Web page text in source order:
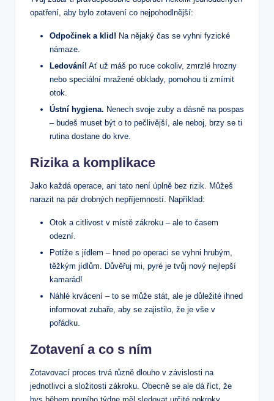
opatření, aby bylo zotavení co nejpohodlnější:
Odpočinek a klid! Na nějaký čas se vyhni fyzické
námaze.
Ledování! Ať už máš po ruce cokoliv, zmrzlé hrozny
nebo speciální mražené obklady, pomohou ti zmírnit
otok.
Ústní hygiena. Nenech svoje zuby a dásně na pospas
– budeš muset být o to pečlivější, ale neboj, brzy se ti
rutina dostane do krve.
Rizika a komplikace
Jako každá operace, ani tato není úplně bez rizik. Můžeš
narazit na pár drobných nepříjemností. Například:
Otok a citlivost v místě zákroku – ale to časem
odezní.
Potíže s jídlem – hned po operaci se vyhni hrubým,
těžkým jídlům. Důvěřuj mi, pyré je tvůj nový nejlepší
kamarád!
Náhlé krvácení – to se může stát, ale je důležité ihned
informovat zubaře, aby se zajistilo, že je vše v
pořádku.
Zotavení a co s ním
Zotavovací proces trvá různě dlouho v závislosti na
jednotlivci a složitosti zákroku. Obecně se ale dá říct, že